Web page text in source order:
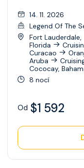
Celebrity
14. 11. 2026
Legend Of The
Fort Lauderdale,
Florida
Curacao
Aruba
Cococay,
8 nocí
Od $1 592